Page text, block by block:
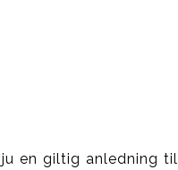
en giltig anledning